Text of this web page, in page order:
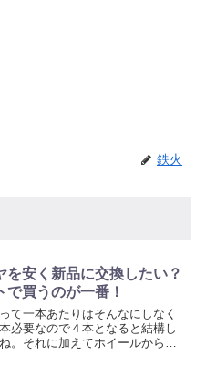
鉄火
を安く新品に交換したい？
で買うのが一番！
て一本あたりはそんなにしなく
必要なので４本となると結構し
。それに加えてホイールから古